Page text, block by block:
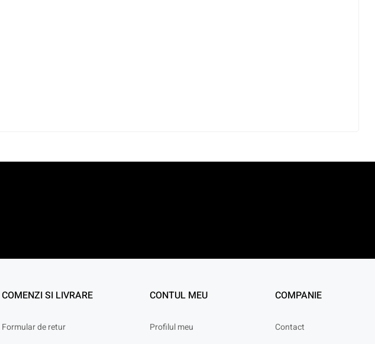
COMENZI SI LIVRARE
Formular de retur
CONTUL MEU
Profilul meu
COMPANIE
Contact